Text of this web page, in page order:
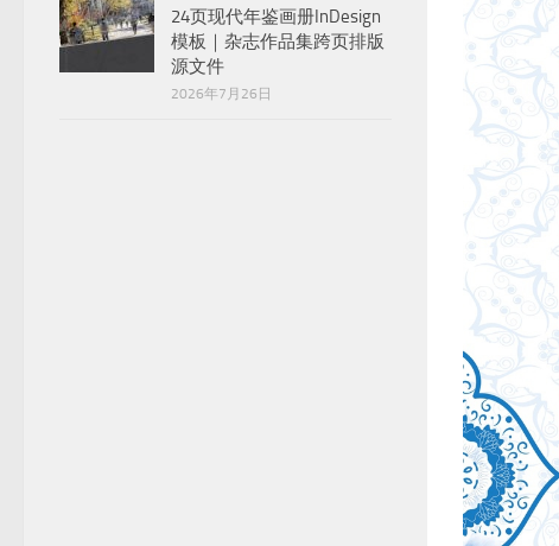
24页现代年鉴画册InDesign
模板｜杂志作品集跨页排版
源文件
2026年7月26日